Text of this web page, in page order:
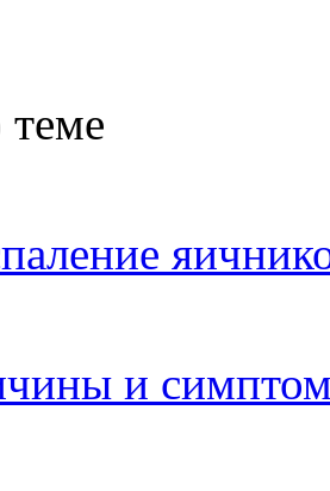
теме
и